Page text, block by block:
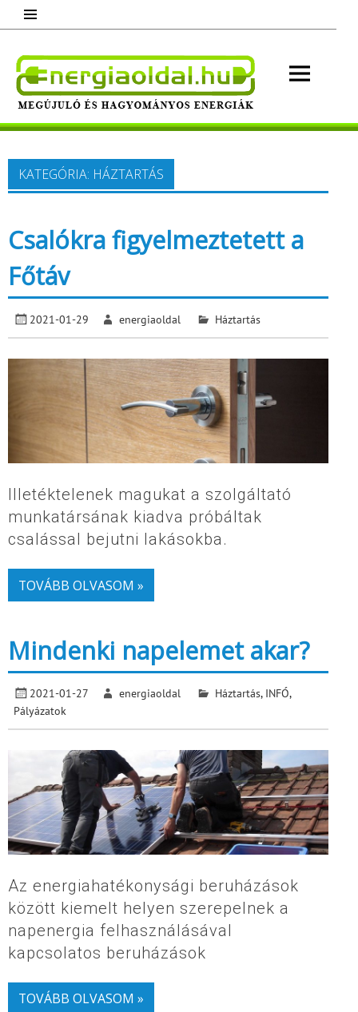
content
Megújuló és hagyományos energiák.
Minden, ami energia!
KATEGÓRIA: HÁZTARTÁS
Csalókra figyelmeztetett a
Főtáv
2021-01-29 energiaoldal Háztartás
Illetéktelenek magukat a szolgáltató
munkatársának kiadva próbáltak
csalással bejutni lakásokba.
TOVÁBB OLVASOM »
Mindenki napelemet akar?
2021-01-27 energiaoldal Háztartás, INFÓ,
Pályázatok
Az energiahatékonysági beruházások
között kiemelt helyen szerepelnek a
napenergia felhasználásával
kapcsolatos beruházások
TOVÁBB OLVASOM »